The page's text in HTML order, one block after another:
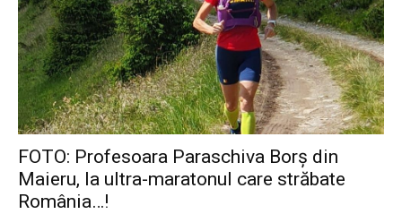
FOTO: Profesoara Paraschiva Borș din
Maieru, la ultra-maratonul care străbate
România…!